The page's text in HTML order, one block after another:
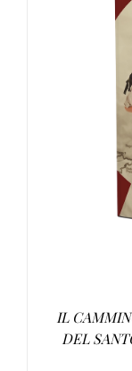
IL
DEL